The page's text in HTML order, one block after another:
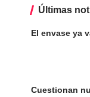
Últimas
El envase ya
Cuestionan